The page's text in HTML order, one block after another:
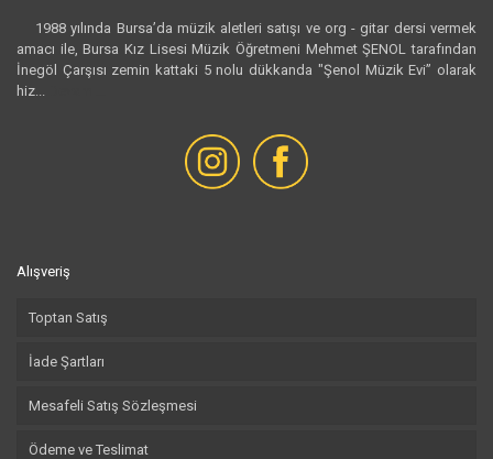
1988 yılında Bursa’da müzik aletleri satışı ve org - gitar dersi vermek
amacı ile, Bursa Kız Lisesi Müzik Öğretmeni Mehmet ŞENOL tarafından
İnegöl Çarşısı zemin kattaki 5 nolu dükkanda "Şenol Müzik Evi” olarak
hiz...
Alışveriş
Toptan Satış
İade Şartları
Mesafeli Satış Sözleşmesi
Ödeme ve Teslimat